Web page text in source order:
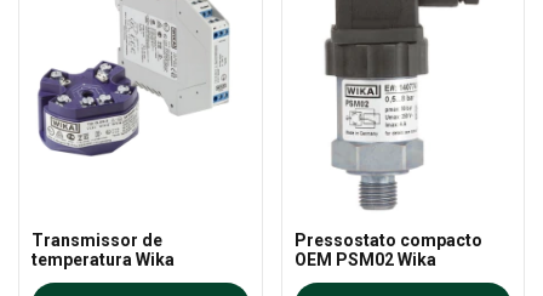
Transmissor de
temperatura Wika
Pressostato compacto
OEM PSM02 Wika